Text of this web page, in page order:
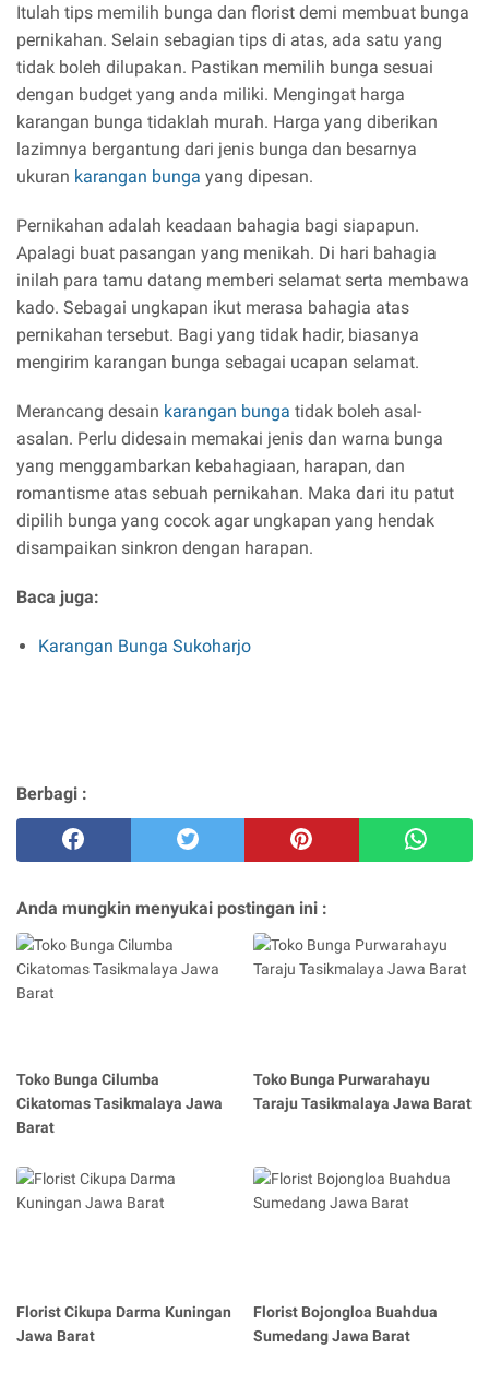
Itulah tips memilih bunga dan florist demi membuat bunga
pernikahan. Selain sebagian tips di atas, ada satu yang
tidak boleh dilupakan. Pastikan memilih bunga sesuai
dengan budget yang anda miliki. Mengingat harga
karangan bunga tidaklah murah. Harga yang diberikan
lazimnya bergantung dari jenis bunga dan besarnya
ukuran karangan bunga yang dipesan.
Pernikahan adalah keadaan bahagia bagi siapapun.
Apalagi buat pasangan yang menikah. Di hari bahagia
inilah para tamu datang memberi selamat serta membawa
kado. Sebagai ungkapan ikut merasa bahagia atas
pernikahan tersebut. Bagi yang tidak hadir, biasanya
mengirim karangan bunga sebagai ucapan selamat.
Merancang desain karangan bunga tidak boleh asal-
asalan. Perlu didesain memakai jenis dan warna bunga
yang menggambarkan kebahagiaan, harapan, dan
romantisme atas sebuah pernikahan. Maka dari itu patut
dipilih bunga yang cocok agar ungkapan yang hendak
disampaikan sinkron dengan harapan.
Baca juga:
Karangan Bunga Sukoharjo
Berbagi :
Anda mungkin menyukai postingan ini :
Toko Bunga Cilumba
Cikatomas Tasikmalaya Jawa
Barat
Toko Bunga Purwarahayu
Taraju Tasikmalaya Jawa Barat
Florist Cikupa Darma Kuningan
Jawa Barat
Florist Bojongloa Buahdua
Sumedang Jawa Barat